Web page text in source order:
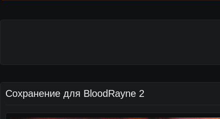
Сохранение для BloodRayne 2